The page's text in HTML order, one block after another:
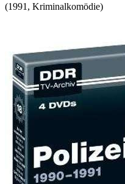
(1991 , Kriminalkomödie)